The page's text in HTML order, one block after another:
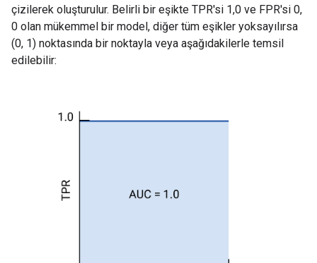
çizilerek oluşturulur. Belirli bir eşikte TPR'si 1,0 ve FPR'si 0,
0 olan mükemmel bir model, diğer tüm eşikler yoksayılırsa
(0, 1) noktasında bir noktayla veya aşağıdakilerle temsil
edilebilir: